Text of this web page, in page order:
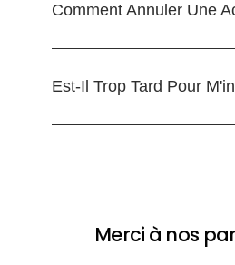
Comment Annuler Une
Est-Il Trop Tard Pour
Merci à nos